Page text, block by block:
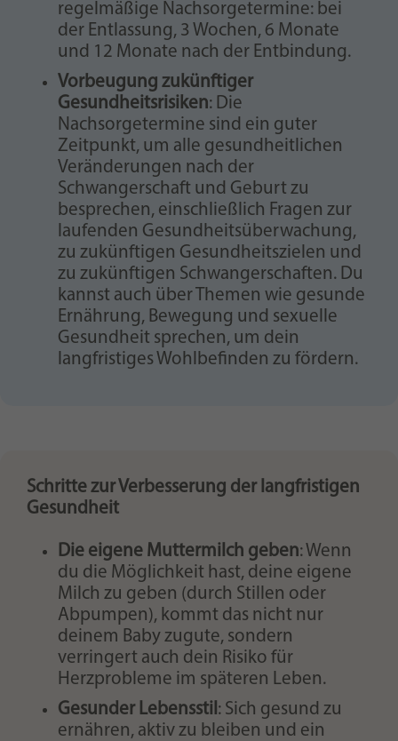
regelmäßige Nachsorgetermine: bei
der Entlassung, 3 Wochen, 6 Monate
und 12 Monate nach der Entbindung.
Vorbeugung zukünftiger
Gesundheitsrisiken: Die
Nachsorgetermine sind ein guter
Zeitpunkt, um alle gesundheitlichen
Veränderungen nach der
Schwangerschaft und Geburt zu
besprechen, einschließlich Fragen zur
laufenden Gesundheitsüberwachung,
zu zukünftigen Gesundheitszielen und
zu zukünftigen Schwangerschaften. Du
kannst auch über Themen wie gesunde
Ernährung, Bewegung und sexuelle
Gesundheit sprechen, um dein
langfristiges Wohlbefinden zu fördern.
Schritte zur Verbesserung der langfristigen
Gesundheit
Die eigene Muttermilch geben: Wenn
du die Möglichkeit hast, deine eigene
Milch zu geben (durch Stillen oder
Abpumpen), kommt das nicht nur
deinem Baby zugute, sondern
verringert auch dein Risiko für
Herzprobleme im späteren Leben.
Gesunder Lebensstil : Sich gesund zu
ernähren, aktiv zu bleiben und ein